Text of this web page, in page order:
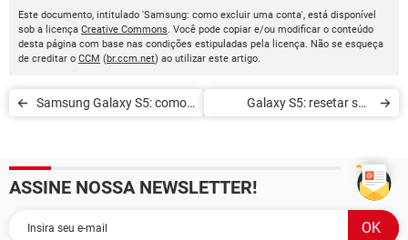
Este documento, intitulado 'Samsung: como excluir uma conta', está disponível
sob a licença Creative Commons. Você pode copiar e/ou modificar o conteúdo
desta página com base nas condições estipuladas pela licença. Não se esqueça
de creditar o CCM (br.ccm.net) ao utilizar este artigo.
Samsung Galaxy S5: como
Galaxy S5: resetar seu
ASSINE NOSSA NEWSLETTER!